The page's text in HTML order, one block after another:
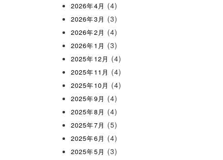
2026年4月 (4)
2026年3月 (3)
2026年2月 (4)
2026年1月 (3)
2025年12月 (4)
2025年11月 (4)
2025年10月 (4)
2025年9月 (4)
2025年8月 (4)
2025年7月 (5)
2025年6月 (4)
2025年5月 (3)